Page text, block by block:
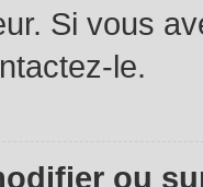
Si vous
le.
ou